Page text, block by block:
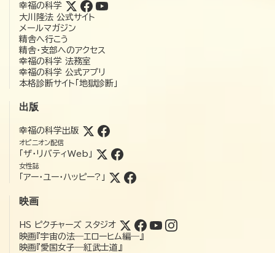
幸福の科学
大川隆法 公式サイト
メールマガジン
精舎へ行こう
精舎・支部へのアクセス
幸福の科学 法務室
幸福の科学 公式アプリ
本格診断サイト「地獄診断」
出版
幸福の科学出版
オピニオン配信
「ザ・リバティWeb」
女性誌
「アー・ユー・ハッピー?」
映画
HS ピクチャーズ スタジオ
映画『宇宙の法―エローヒム編―』
映画『愛国女子―紅武士道』